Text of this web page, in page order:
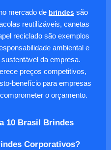
mercado de brindes são
reutilizáveis, canetas
reciclado são exemplos
ambiental e
da empresa.
preços competitivos,
benefício para empresas
o orçamento.
10 Brasil Brindes
Corporativos?